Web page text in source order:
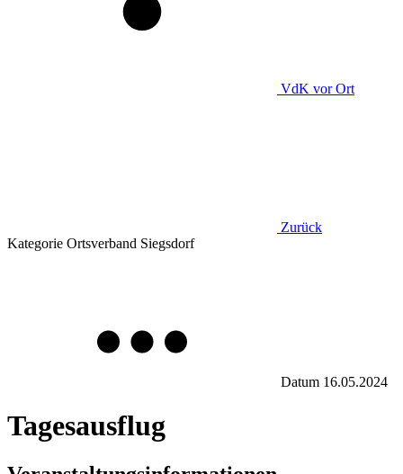
VdK vor Ort
Zurück
Kategorie Ortsverband Siegsdorf
Datum 16.05.2024
Tagesausflug